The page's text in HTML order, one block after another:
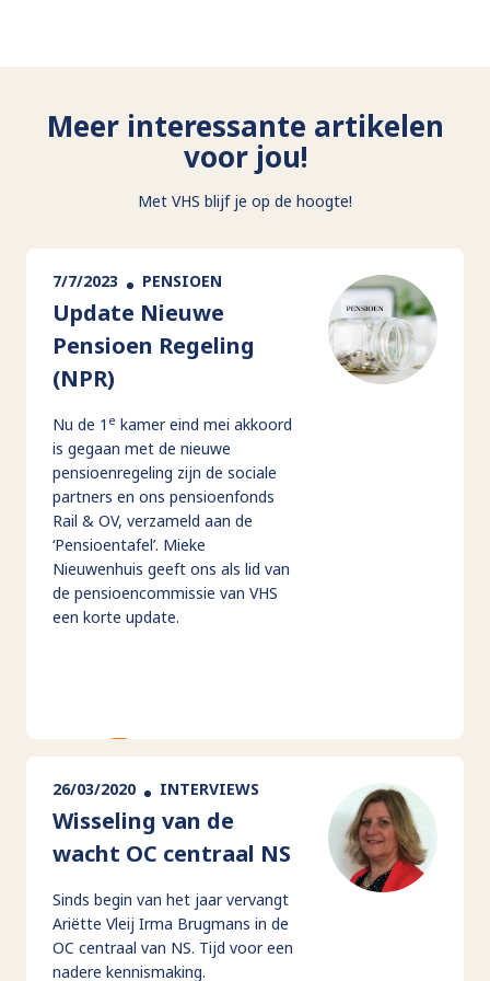
Meer interessante artikelen
voor jou!
Met VHS blijf je op de hoogte!
7/7/2023 PENSIOEN
Update Nieuwe
Pensioen Regeling
(NPR)
Nu de 1 e kamer eind mei akkoord
is gegaan met de nieuwe
pensioenregeling zijn de sociale
partners en ons pensioenfonds
Rail & OV, verzameld aan de
‘Pensioentafel’. Mieke
Nieuwenhuis geeft ons als lid van
de pensioencommissie van VHS
een korte update.
26/03/2020 INTERVIEWS
Wisseling van de
wacht OC centraal NS
Sinds begin van het jaar vervangt
Ariëtte Vleij Irma Brugmans in de
OC centraal van NS. Tijd voor een
nadere kennismaking.